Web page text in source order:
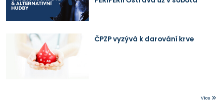
ČPZP vyzývá k darování krve
Více